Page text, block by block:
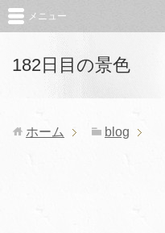
182日目の景色
メニュー
ホーム blog